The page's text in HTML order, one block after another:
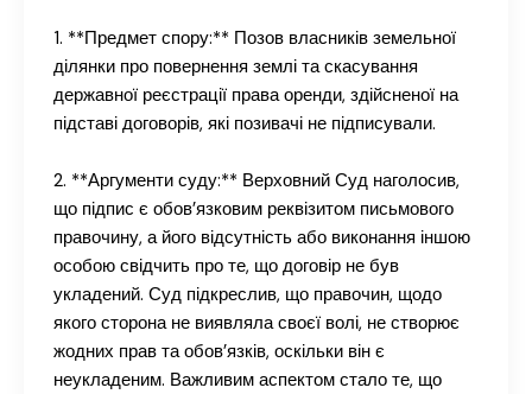
1. **Предмет спору:** Позов власників земельної
ділянки про повернення землі та скасування
державної реєстрації права оренди, здійсненої на
підставі договорів, які позивачі не підписували.
2. **Аргументи суду:** Верховний Суд наголосив,
що підпис є обов’язковим реквізитом письмового
правочину, а його відсутність або виконання іншою
особою свідчить про те, що договір не був
укладений. Суд підкреслив, що правочин, щодо
якого сторона не виявляла своєї волі, не створює
жодних прав та обов’язків, оскільки він є
неукладеним. Важливим аспектом стало те, що